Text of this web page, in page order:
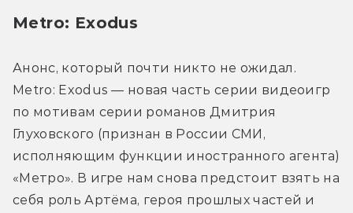
Metro: Exodus
Анонс, который почти никто не ожидал.
Metro: Exodus — новая часть серии видеоигр
по мотивам серии романов Дмитрия
Глуховского (признан в России СМИ,
исполняющим функции иностранного агента)
«Метро». В игре нам снова предстоит взять на
себя роль Артёма, героя прошлых частей и